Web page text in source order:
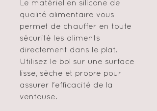
Le matériel en silicone de
qualité alimentaire vous
permet de chauffer en toute
sécurité les aliments
directement dans le plat.
Utilisez le bol sur une surface
lisse, sèche et propre pour
assurer l'efficacité de la
ventouse.